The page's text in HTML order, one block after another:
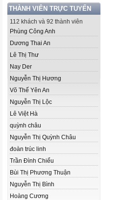
THÀNH VIÊN TRỰC TUYẾN
112 khách và 92 thành viên
Phùng Công Anh
Dương Thai An
Lê Thị Thư
Nay Der
Nguyễn Thị Hương
Võ Thế Yên An
Nguyễn Thị Lộc
Lê Việt Hà
quỳnh châu
Nguyễn Thị Quỳnh Châu
đoàn trúc linh
Trần Đình Chiểu
Bùi Thị Phương Thuận
Nguyễn Thị Bình
Hoàng Cương